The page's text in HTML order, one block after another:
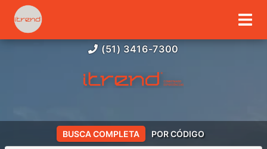
(51) 3416-7300
BUSCA COMPLETA POR CÓDIGO